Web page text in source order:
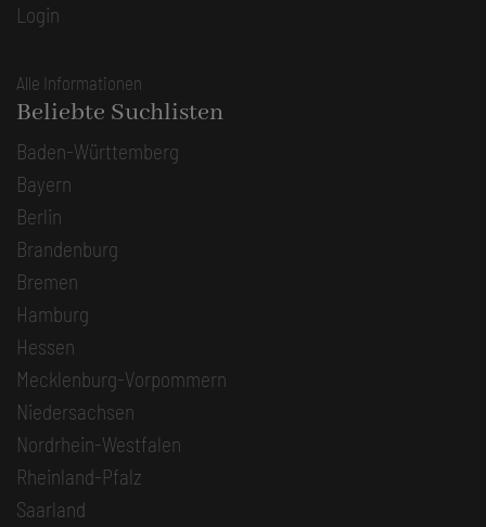
Login
Alle Informationen
Beliebte Suchlisten
Baden-Württemberg
Bayern
Berlin
Brandenburg
Bremen
Hamburg
Hessen
Mecklenburg-Vorpommern
Niedersachsen
Nordrhein-Westfalen
Rheinland-Pfalz
Saarland